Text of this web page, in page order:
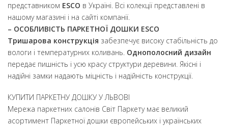
представником ESCO в Україні. Всі колекції представлені в
нашому магазині і на сайті компанії.
– ОСОБЛИВІСТЬ ПАРКЕТНОЇ ДОШКИ ESCO
Тришарова конструкція забезпечує високу стабільність до
вологи і температурних коливань. Однополосний дизайн
передає пишність і усю красу структури деревини. Якісні і
надійні замки надають міцність і надійність конструкції.
КУПИТИ ПАРКЕТНУ ДОШКУ У ЛЬВОВІ
Мережа паркетних салонів Світ Паркету має великий
асортимент Паркетної дошки європейських і українських